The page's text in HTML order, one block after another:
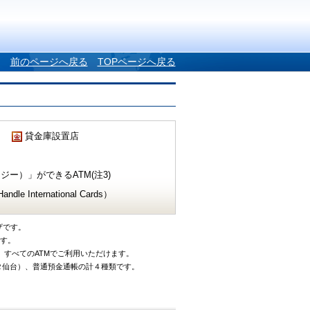
前のページへ戻る TOPページへ戻る
貸金庫設置店
ー）」ができるATM(注3)
International Cards）
す。
。
べてのATMでご利用いただけます。
台）、普通預金通帳の計４種類です。